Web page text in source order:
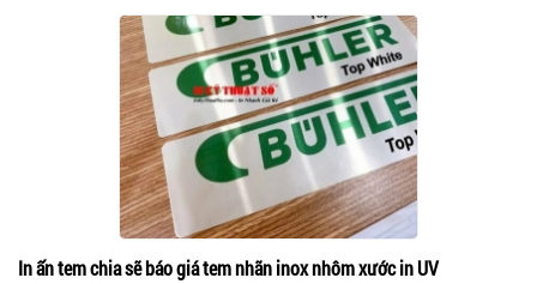
In ấn tem chia sẽ báo giá tem nhãn inox nhôm xước in UV